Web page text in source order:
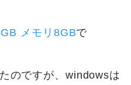
メモリ8GBで
のですが、windowsは